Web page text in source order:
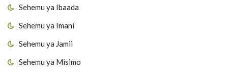
Sehemu ya Ibaada
Sehemu ya Imani
Sehemu ya Jamii
Sehemu ya Misimo